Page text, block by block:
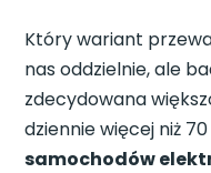
Który wariant
nas oddzielnie, ale
zdecydowana
dziennie więcej niż
samochodów